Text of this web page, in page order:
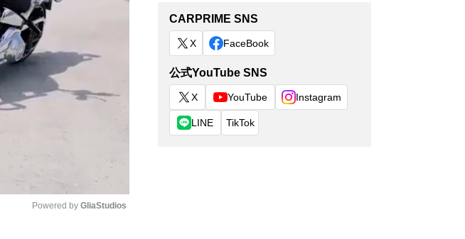
Powered by GliaStudios
CARPRIME SNS
X FaceBook
公式YouTube SNS
X YouTube Instagram
LINE TikTok